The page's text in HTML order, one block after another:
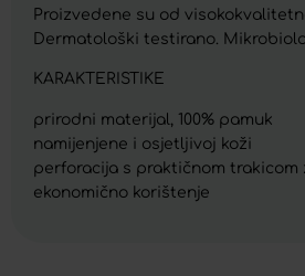
Proizvedene su od
Dermatološki testirano.
KARAKTERISTIKE
prirodni materijal, 100% pamuk
namijenjene i osjetljivoj koži
perforacija s praktičnom trakicom
ekonomično korištenje